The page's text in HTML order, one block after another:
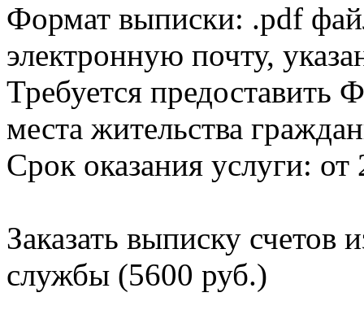
Формат выписки: .pdf
электронную почту,
Требуется
места жительства
Срок оказания услуги: от
Заказать выписку счетов
службы (5600 руб.)